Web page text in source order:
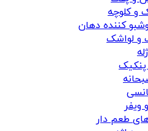
و کلوچه
کننده دهان
و لواشک
پنکیک
طعم دار